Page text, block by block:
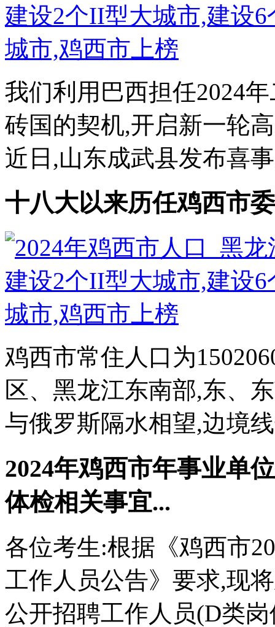
我们利用巴西担任2024
砖国的契机,开启新一轮
近日,山东成武县发布喜
十八大以来历任鸡西市
鸡西市常住人口为
区、黑龙江东南部,东、
与俄罗斯隔水相望,边境
2024年鸡西市年事业单
体检相关事宜...
各位考生:根据《鸡西市
工作人员公告》要求,现
公开招聘工作人员(D类